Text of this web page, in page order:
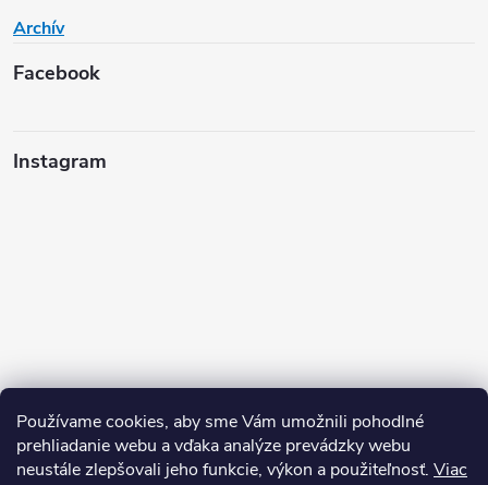
Používame cookies, aby sme Vám umožnili pohodlné
prehliadanie webu a vďaka analýze prevádzky webu
neustále zlepšovali jeho funkcie, výkon a použiteľnosť. Viac
Archív
Facebook
Instagram
Sledovať na Instagrame